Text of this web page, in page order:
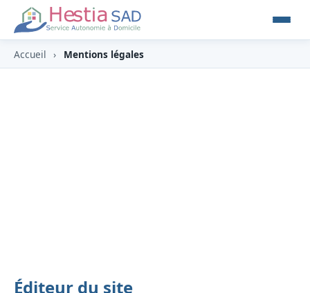
Accueil › Mentions légales
Éditeur du site